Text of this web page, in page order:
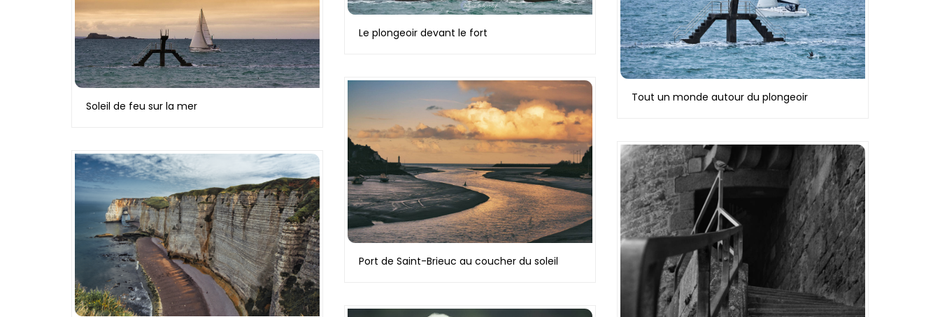
Le plongeoir devant le fort
Tout un monde autour du plongeoir
Soleil de feu sur la mer
Port de Saint-Brieuc au coucher du soleil